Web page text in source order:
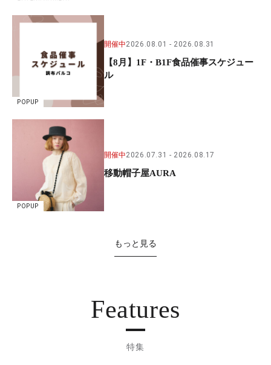
POPUP
開催中2026.08.01 2026.08.31
【8月】1F・B1F食品催事スケジュー
ル
POPUP
開催中2026.07.31 2026.08.17
移動帽子屋AURA
もっと見る
Features
特集